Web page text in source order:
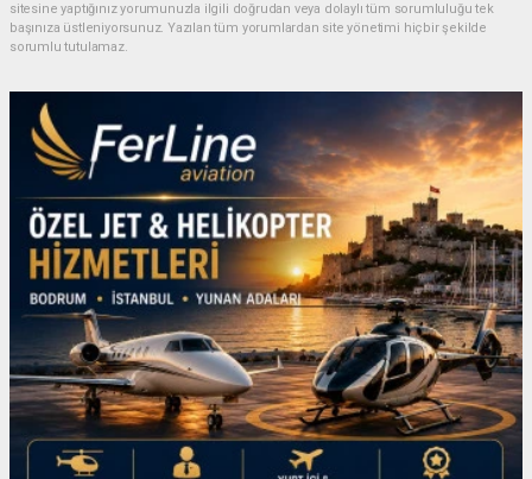
sitesine yaptığınız yorumunuzla ilgili doğrudan veya dolaylı tüm sorumluluğu tek
başınıza üstleniyorsunuz. Yazılan tüm yorumlardan site yönetimi hiçbir şekilde
sorumlu tutulamaz.